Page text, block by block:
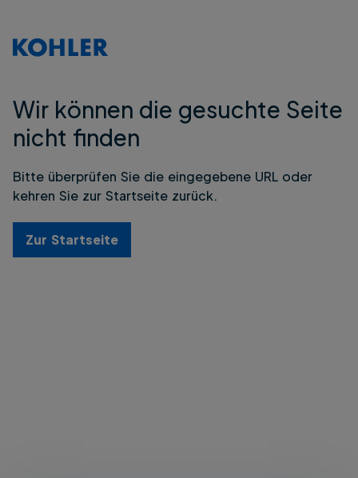
Wir können die gesuchte Seite
nicht finden
Bitte überprüfen Sie die eingegebene URL oder
kehren Sie zur Startseite zurück.
Zur Startseite